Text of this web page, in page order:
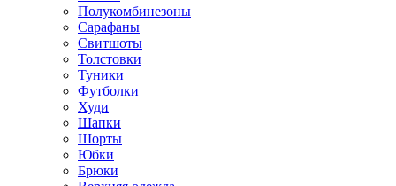
Полукомбинезоны
Сарафаны
Свитшоты
Толстовки
Туники
Футболки
Худи
Шапки
Шорты
Юбки
Брюки